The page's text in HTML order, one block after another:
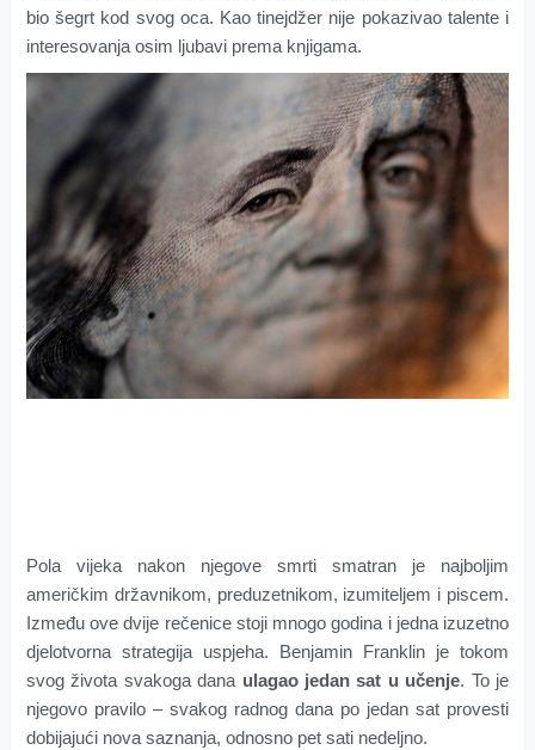
bio šegrt kod svog oca. Kao tinejdžer nije pokazivao talente i
interesovanja osim ljubavi prema knjigama.
Pola vijeka nakon njegove smrti smatran je najboljim
američkim državnikom, preduzetnikom, izumiteljem i piscem.
Između ove dvije rečenice stoji mnogo godina i jedna izuzetno
djelotvorna strategija uspjeha. Benjamin Franklin je tokom
svog života svakoga dana ulagao jedan sat u učenje. To je
njegovo pravilo – svakog radnog dana po jedan sat provesti
dobijajući nova saznanja, odnosno pet sati nedeljno.